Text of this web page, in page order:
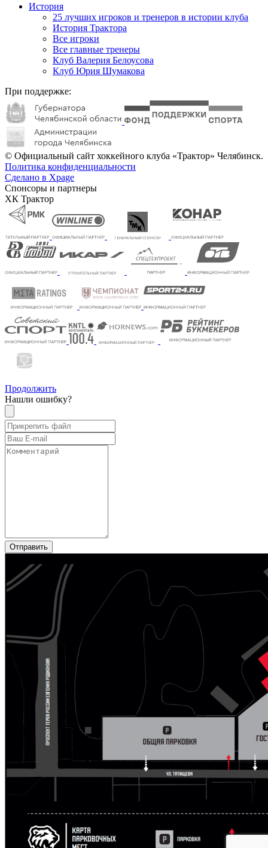
История
25 лучших игроков и тренеров в истории клуба
История Трактора
Все игроки
Все главные тренеры
Клуб Валерия Белоусова
Клуб Юрия Шумакова
При поддержке:
© Официальный сайт хоккейного клуба «Трактор» Челябинск.
Политика конфиденциальности
Сделано в Xpage
Спонсоры и партнеры
ХК Трактор
Продолжить
Нашли ошибку?